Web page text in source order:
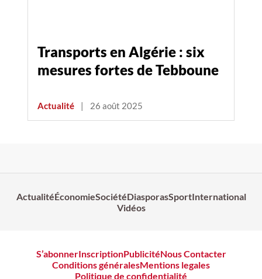
Transports en Algérie : six
mesures fortes de Tebboune
Actualité | 26 août 2025
ActualitéÉconomieSociétéDiasporasSportInternational
Vidéos
S’abonnerInscriptionPublicitéNous Contacter
Conditions généralesMentions legales
Politique de confidentialité